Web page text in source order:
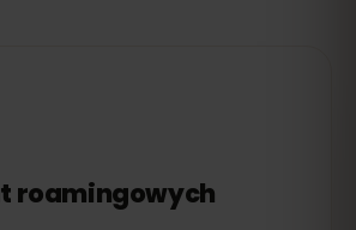
roamingowych